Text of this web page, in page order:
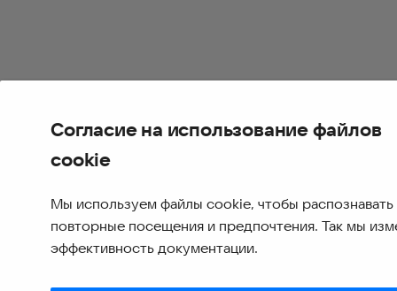
Согласие на использование файлов
cookie
Мы используем файлы cookie, чтобы распознавать
повторные посещения и предпочтения. Так мы
эффективность документации.